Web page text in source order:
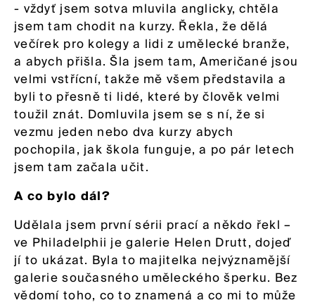
- vždyť jsem sotva mluvila anglicky, chtěla
jsem tam chodit na kurzy. Řekla, že dělá
večírek pro kolegy a lidi z umělecké branže,
a abych přišla. Šla jsem tam, Američané jsou
velmi vstřícní, takže mě všem představila a
byli to přesně ti lidé, které by člověk velmi
toužil znát. Domluvila jsem se s ní, že si
vezmu jeden nebo dva kurzy abych
pochopila, jak škola funguje, a po pár letech
jsem tam začala učit.
A co bylo dál?
Udělala jsem první sérii prací a někdo řekl –
ve Philadelphii je galerie Helen Drutt, dojeď
jí to ukázat. Byla to majitelka nejvýznamější
galerie současného uměleckého šperku. Bez
vědomí toho, co to znamená a co mi to může